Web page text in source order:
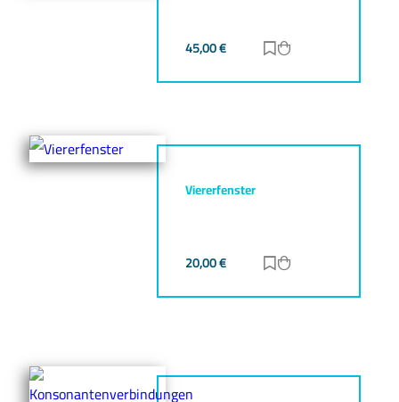
45,00€ Zur Merkliste
Viererfenster
20,00€ Zur Merkliste